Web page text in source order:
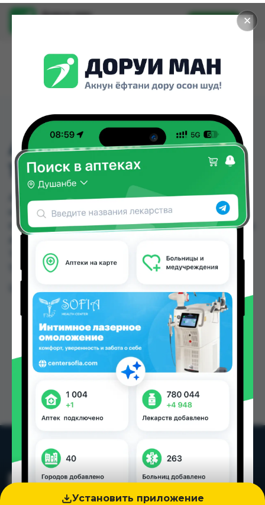
✕
Установить приложение
Доруи ман
Установить
АМОКСИКЛАВ СУСП
156.25МГ/5МЛ 100МЛ
АМОКСИКЛАВ СУСП 156.25МГ/5МЛ 100МЛ
можно купить или заказать в аптеках, Абубакри
Карим, Авиценна, АЗИЗ ВАКО , Алишер-К, Амирӣ,
TJS до 45.00 TJS в Душанбе и других городах
Таджикистана